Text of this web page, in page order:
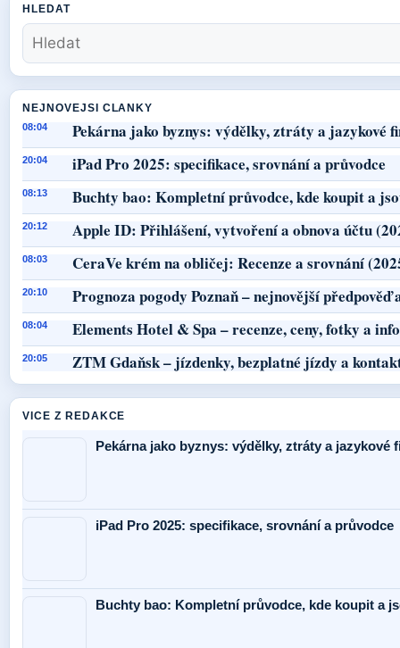
HLEDAT
NEJNOVEJSI CLANKY
08:04 Pekárna jako byznys: výdělky, ztráty a jazykové
20:04 iPad Pro 2025: specifikace, srovnání a průvodce
08:13 Buchty bao: Kompletní průvodce, kde koupit a
20:12 Apple ID: Přihlášení, vytvoření a obnova účtu
08:03 CeraVe krém na obličej: Recenze a srovnání
20:10 Prognoza pogody Poznaň – nejnovější předpověď
08:04 Elements Hotel & Spa – recenze, ceny, fotky a
20:05 ZTM Gdaňsk – jízdenky, bezplatné jízdy a
VICE Z REDAKCE
Pekárna jako byznys: výdělky, ztráty a jazykové
iPad Pro 2025: specifikace, srovnání a průvodce
Buchty bao: Kompletní průvodce, kde koupit a